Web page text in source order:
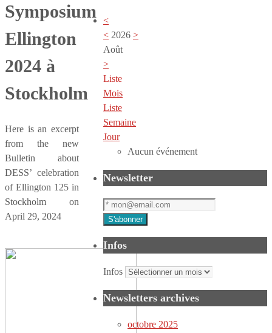
Symposium
Ellington
2024 à
Stockholm
Here is an excerpt
from the new
Bulletin about
DESS’ celebration
of Ellington 125 in
Stockholm on
April 29, 2024
<
< 2026 >
Août
>
Liste
Mois
Liste
Semaine
Jour
Aucun événement
Newsletter
Infos
Infos
Newsletters archives
octobre 2025